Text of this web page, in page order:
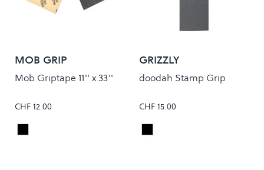
MOB GRIP
Mob Griptape 11'' x 33''
CHF 12.00
Colour
Black
GRIZZLY
doodah Stamp Grip
CHF 15.00
Colour
Black